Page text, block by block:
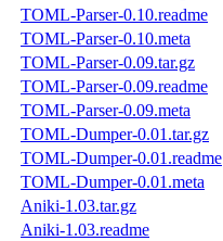
TOML-Parser-0.10.readme
TOML-Parser-0.10.meta
TOML-Parser-0.09.tar.gz
TOML-Parser-0.09.readme
TOML-Parser-0.09.meta
TOML-Dumper-0.01.tar.gz
TOML-Dumper-0.01.readme
TOML-Dumper-0.01.meta
Aniki-1.03.tar.gz
Aniki-1.03.readme